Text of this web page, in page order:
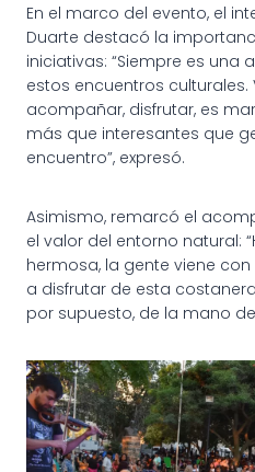
En el marco del evento, el
Duarte destacó la
iniciativas: “Siempre es
estos encuentros culturales.
acompañar, disfrutar, es
más que interesantes que
encuentro”, expresó.
Asimismo, remarcó el
el valor del entorno natural:
hermosa, la gente viene
a disfrutar de esta
por supuesto, de la mano